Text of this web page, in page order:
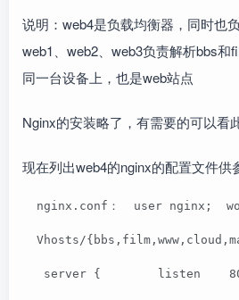
说明：web4是负载均衡器，同时也
web1、web2、web3负责解析bbs和
同一台设备上，也是web站点
Nginx的安装略了，有需要的可以看
现在列出web4的nginx的配置文件供
nginx.conf：  user nginx;
Vhosts/
server {        listen